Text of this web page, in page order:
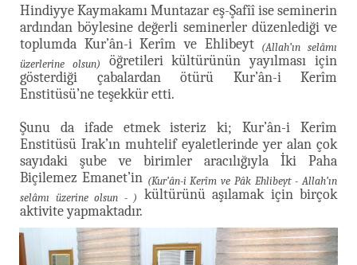
Hindiyye Kaymakamı Muntazar eş-Şafîî ise seminerin
ardından böylesine değerli seminerler düzenlediği ve
toplumda Kur’ân-i Kerîm ve Ehlibeyt
(Allah’ın selâmı
üzerlerine olsun)
öğretileri kültürünün yayılması için
gösterdiği çabalardan ötürü Kur’ân-i Kerîm
Enstitüsü’ne teşekkür etti.
Şunu da ifade etmek isteriz ki; Kur’ân-i Kerîm
Enstitüsü Irak’ın muhtelif eyaletlerinde yer alan çok
sayıdaki şube ve birimler aracılığıyla İki Paha
Biçilemez Emanet’in (Kur’ân-i Kerîm ve Pâk Ehlibeyt - Allah’ın
selâmı üzerine olsun - )
kültürünü aşılamak için birçok
aktivite yapmaktadır.